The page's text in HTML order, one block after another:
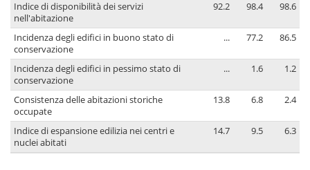
Indice di disponibilità dei servizi
nell'abitazione
92.2 98.4 98.6
Incidenza degli edifici in buono stato di
conservazione
... 77.2 86.5
Incidenza degli edifici in pessimo stato di
conservazione
... 1.6 1.2
Consistenza delle abitazioni storiche
occupate
13.8 6.8 2.4
Indice di espansione edilizia nei centri e
nuclei abitati
14.7 9.5 6.3